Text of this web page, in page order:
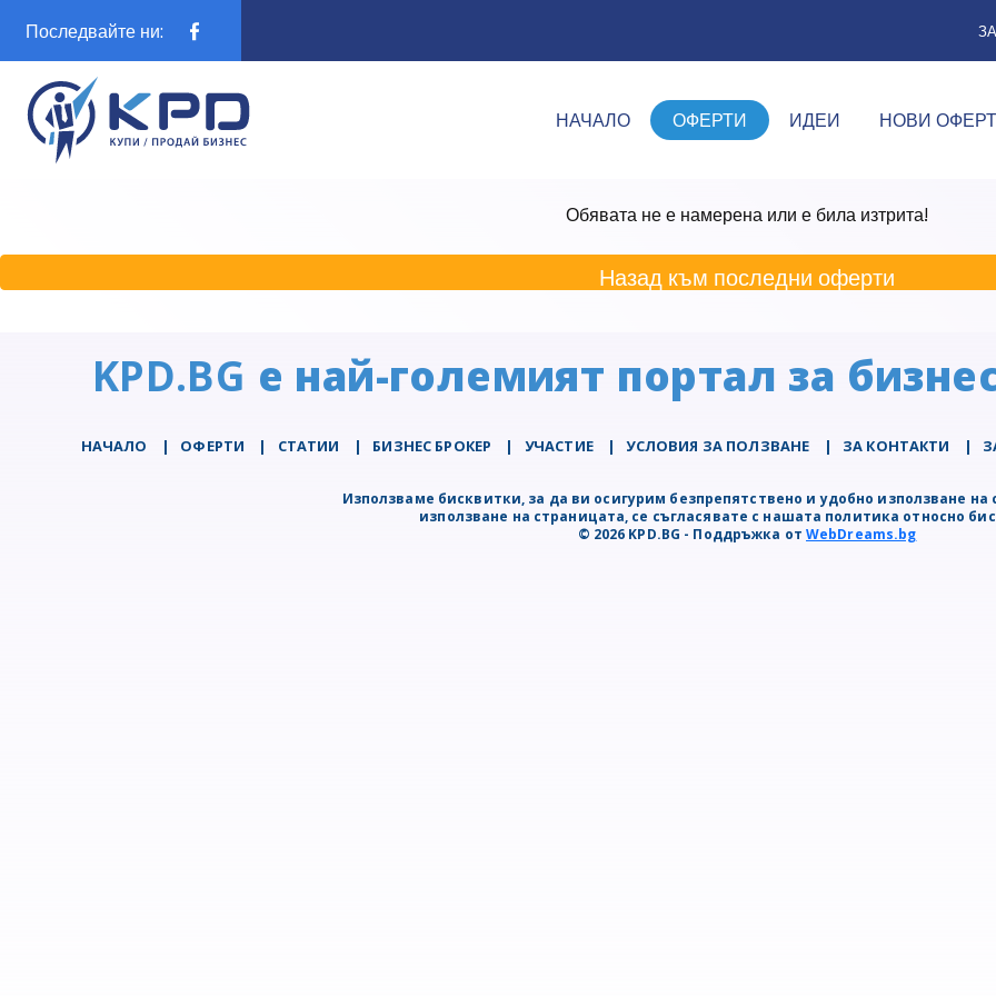
Последвайте ни:
НАЧАЛО ОФЕРТИ ИДЕИ НОВИ
Обявата не е намерена или е била изтрита!
Назад към последни оферти
KPD.BG е най-големият портал за
НАЧАЛО | ОФЕРТИ | СТАТИИ | БИЗНЕС БРОКЕР | УЧАСТИЕ | УСЛОВИЯ ЗА ПОЛЗВАНЕ | ЗА КОНТАКТИ |
Използваме бисквитки, за да ви осигурим безпрепятствено и удобно използване
използване на страницата, се съгласявате с нашата политика относно
© 2026 KPD.BG - Поддръжка отWebDreams.bg